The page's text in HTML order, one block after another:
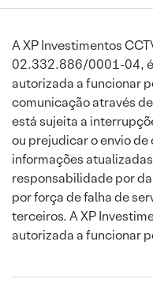
A XP Investimentos
02.332.886/0001-04,
autorizada a funcionar
comunicação através
está sujeita a
ou prejudicar o envio
informações
responsabilidade por
por força de falha de
terceiros. A XP
autorizada a funcionar